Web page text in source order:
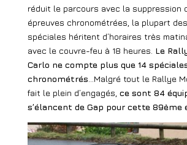
réduit le parcours avec la suppression
épreuves chronométrées, la plupart
spéciales héritent d’horaires très
avec le couvre-feu à 18 heures. Le
Carlo ne compte plus que 14
chronométrés …Malgré tout le Rallye
fait le plein d’engagés, ce sont 84
s’élancent de Gap pour cette 89ème